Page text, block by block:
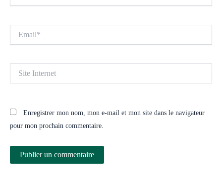
Internet
Enregistrer mon nom, mon e-mail et mon site dans le navigateur
pour mon prochain commentaire.